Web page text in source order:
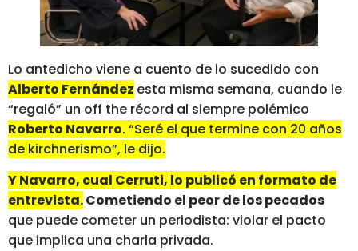
Lo antedicho viene a cuento de lo sucedido con
Alberto Fernández esta misma semana, cuando le
“regaló” un off the récord al siempre polémico
Roberto Navarro. “Seré el que termine con 20 años
de kirchnerismo”, le dijo.
Y Navarro, cual Cerruti, lo publicó en formato de
entrevista.Cometiendo el peor de los pecados
que puede cometer un periodista: violar el pacto
que implica una charla privada.